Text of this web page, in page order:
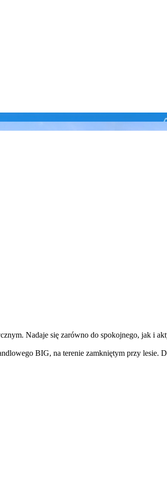
Nadaje się zarówno do spokojnego, jak i
BIG, na terenie zamkniętym przy lesie.